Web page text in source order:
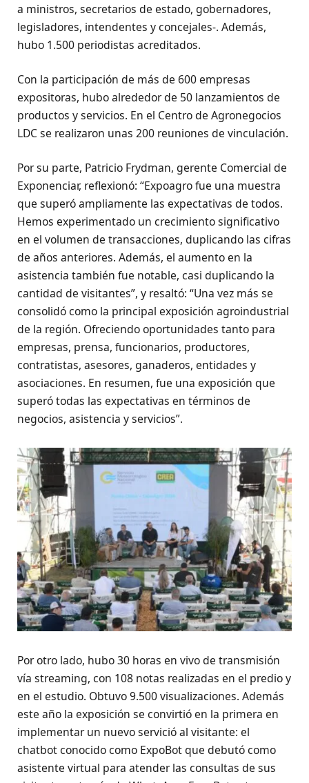
a ministros, secretarios de estado, gobernadores,
legisladores, intendentes y concejales-. Además,
hubo 1.500 periodistas acreditados.
Con la participación de más de 600 empresas
expositoras, hubo alrededor de 50 lanzamientos de
productos y servicios. En el Centro de Agronegocios
LDC se realizaron unas 200 reuniones de vinculación.
Por su parte, Patricio Frydman, gerente Comercial de
Exponenciar, reflexionó: “Expoagro fue una muestra
que superó ampliamente las expectativas de todos.
Hemos experimentado un crecimiento significativo
en el volumen de transacciones, duplicando las cifras
de años anteriores. Además, el aumento en la
asistencia también fue notable, casi duplicando la
cantidad de visitantes”, y resaltó: “Una vez más se
consolidó como la principal exposición agroindustrial
de la región. Ofreciendo oportunidades tanto para
empresas, prensa, funcionarios, productores,
contratistas, asesores, ganaderos, entidades y
asociaciones. En resumen, fue una exposición que
superó todas las expectativas en términos de
negocios, asistencia y servicios”.
Por otro lado, hubo 30 horas en vivo de transmisión
vía streaming, con 108 notas realizadas en el predio y
en el estudio. Obtuvo 9.500 visualizaciones. Además
este año la exposición se convirtió en la primera en
implementar un nuevo servició al visitante: el
chatbot conocido como ExpoBot que debutó como
asistente virtual para atender las consultas de sus